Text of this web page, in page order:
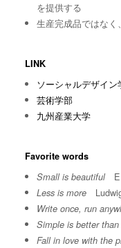
を提供する
生産完成品ではな
LINK
ソーシャルデザイン
芸術学部
九州産業大学
Favorite words
Small is beautiful
Less is more
Write once, run
Simple is better
Fall in love with the